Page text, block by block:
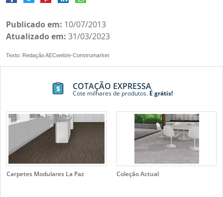
Publicado em: 10/07/2013
Atualizado em: 31/03/2023
Texto: Redação AECweb/e-Construmarket
COTAÇÃO EXPRESSA
Cote milhares de produtos.É grátis!
Carpetes Modulares La Paz Coleção Actual